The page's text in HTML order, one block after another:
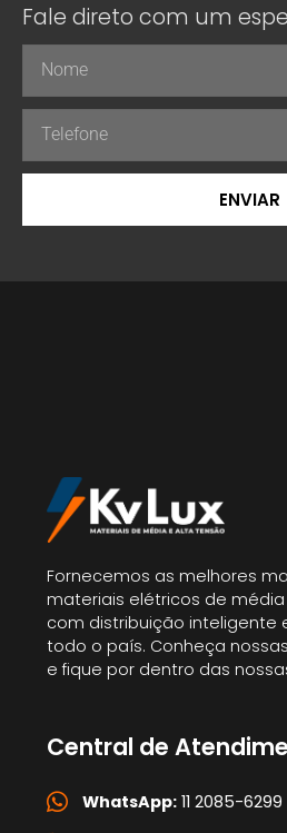
Fale direto com um
ENVIAR
Fornecemos as melhores
materiais elétricos de
com distribuição inteligente
todo o país. Conheça
e fique por dentro das
Central de
WhatsApp:11 2085-6299